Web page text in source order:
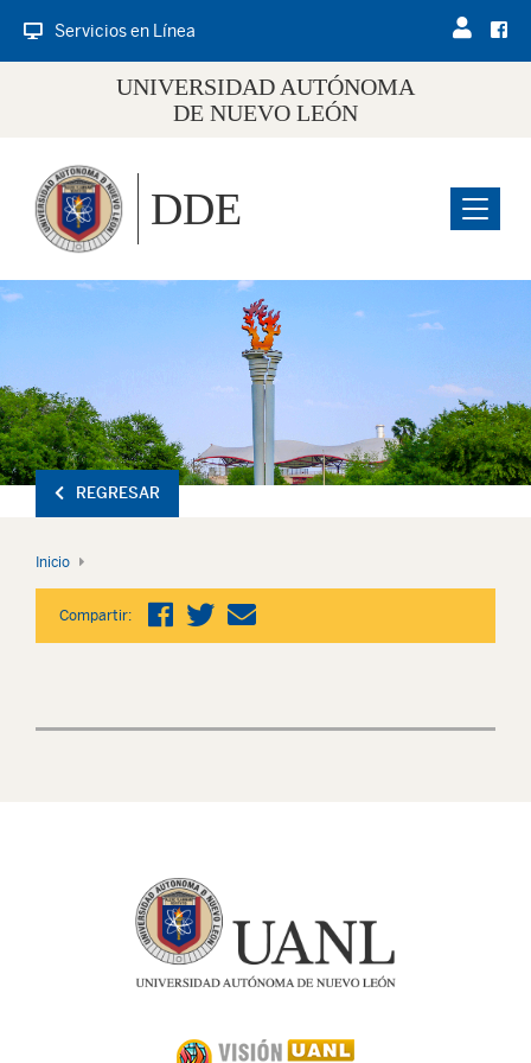
Servicios en Línea
UNIVERSIDAD AUTÓNOMA
DE NUEVO LEÓN
Menu
DDE
REGRESAR
Inicio
Compartir: